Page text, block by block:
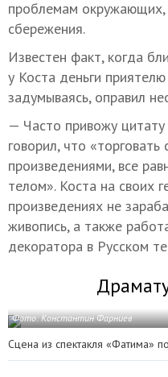
проблемам
сбережения.
Известен факт, когда
у Коста деньги
задумываясь, оправил
— Часто привожу цитату
говорил, что
произведениями, все
телом». Коста на своих
произведениях не
живопись, а также
декоратора в Русском
Фото: Константин Фарниев
Сцена из спектакля «Фатима»